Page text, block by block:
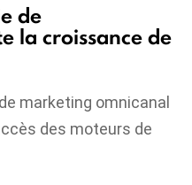
de
la croissance de
marketing omnicanal
des moteurs de